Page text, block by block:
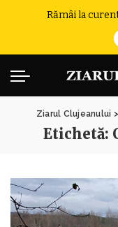
Rămâi la
Ziarul Clujeanului
Etichetă: